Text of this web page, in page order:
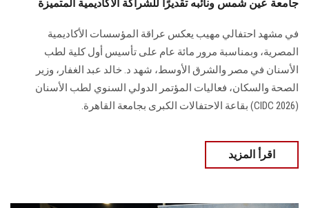
جامعة عين شمس ونائبه تقديرًا للشراكة الأكاديمية المتميزة
في مشهد احتفالي مهيب يعكس عراقة المؤسسات الأكاديمية
المصرية، وبمناسبة مرور مائة عام على تأسيس أول كلية لطب
الأسنان في مصر والشرق الأوسط، شهد د. خالد عبد الغفار، وزير
الصحة والسكان، فعاليات المؤتمر الدولي السنوي لطب الأسنان
(CIDC 2026) بقاعة الاحتفالات الكبرى بجامعة القاهرة.
اقرأ المزيد